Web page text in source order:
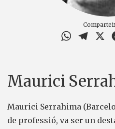
WhatsApp
Maurici
Maurici Serrahima
de professió, va ser un